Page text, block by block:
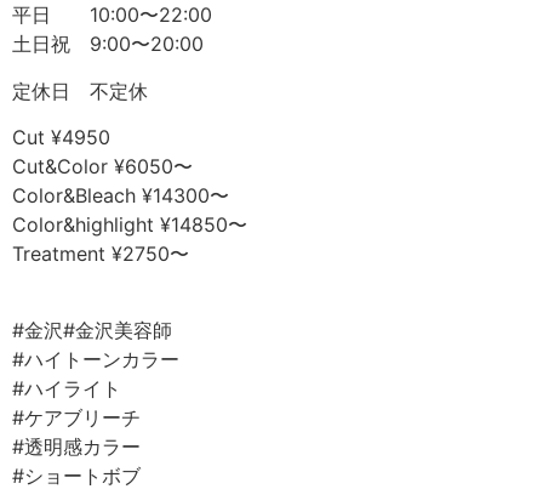
平日 10:00〜22:00
土日祝 9:00〜20:00
定休日 不定休
Cut ¥4950
Cut&Color ¥6050〜
Color&Bleach ¥14300〜
Color&highlight ¥14850〜
Treatment ¥2750〜
#金沢#金沢美容師⠀
#ハイトーンカラー
#ハイライト⠀
#ケアブリーチ⠀
#透明感カラー⠀
#ショートボブ⠀